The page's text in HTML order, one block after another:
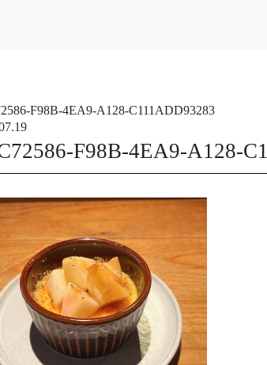
F98B-4EA9-A128-C111ADD93283
F98B-4EA9-A128-